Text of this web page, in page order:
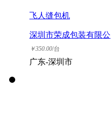
飞人缝包机
深圳市荣成包装有限公
司
￥350.00/台
广东-深圳市